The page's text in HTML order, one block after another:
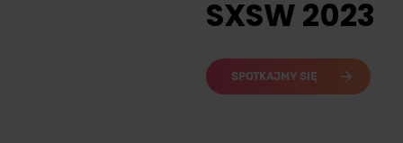
SXSW 2023
SPOTKAJMY SIĘ